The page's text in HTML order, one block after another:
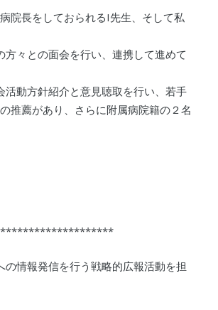
院長をしておられるI先生、そして私
々との面会を行い、連携して進めて
動方針紹介と意見聴取を行い、若手
推薦があり、さらに附属病院籍の２名
情報発信を行う戦略的広報活動を担